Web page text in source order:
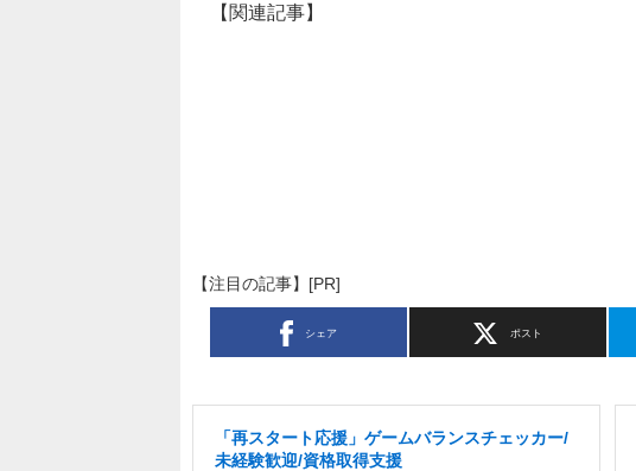
【関連記事】
【注目の記事】[PR]
シェア ポスト
「再スタート応援」ゲームバランスチェッカー/
未経験歓迎/資格取得支援